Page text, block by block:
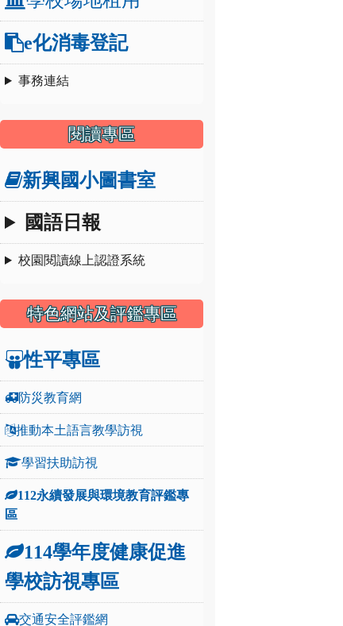
e化消毒登記
事務連結
閱讀專區
新興國小圖書室
國語日報
校園閱讀線上認證系統
特色網站及評鑑專區
性平專區
防災教育網
推動本土語言教學訪視
學習扶助訪視
112永續發展與環境教育評鑑專
區
114學年度健康促進
學校訪視專區
交通安全評鑑網